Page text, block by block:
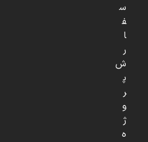
س
ف
ا
ر
ش
پ
ر
و
ژ
ه